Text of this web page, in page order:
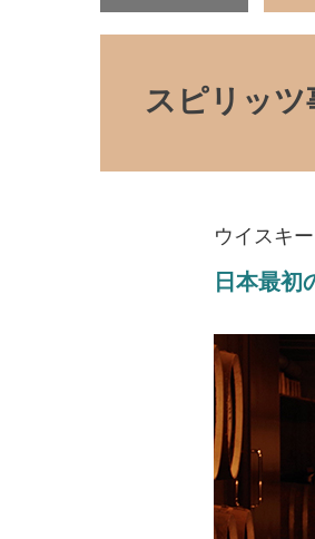
スピリッツ
ウイスキー
日本最初